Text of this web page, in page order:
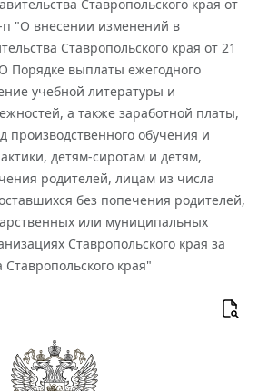
Ставропольского края от
п "О внесении изменений в
Ставропольского края от 21
Порядке выплаты ежегодного
учебной литературы и
а также заработной платы,
производственного обучения и
детям-сиротам и детям,
родителей, лицам из числа
без попечения родителей,
или муниципальных
Ставропольского края за
края"